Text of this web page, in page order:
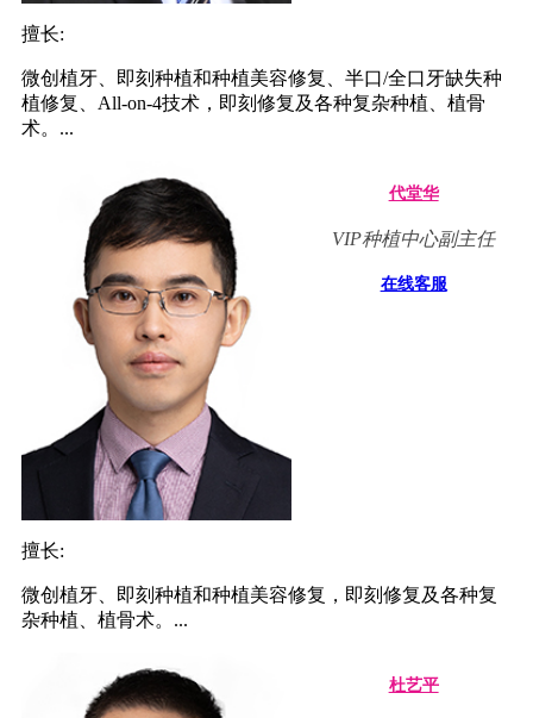
擅长:
微创植牙、即刻种植和种植美容修复、半口/全口牙缺失种
植修复、All-on-4技术，即刻修复及各种复杂种植、植骨
术。...
代堂华
VIP种植中心副主任
在线客服
擅长:
微创植牙、即刻种植和种植美容修复，即刻修复及各种复
杂种植、植骨术。...
杜艺平